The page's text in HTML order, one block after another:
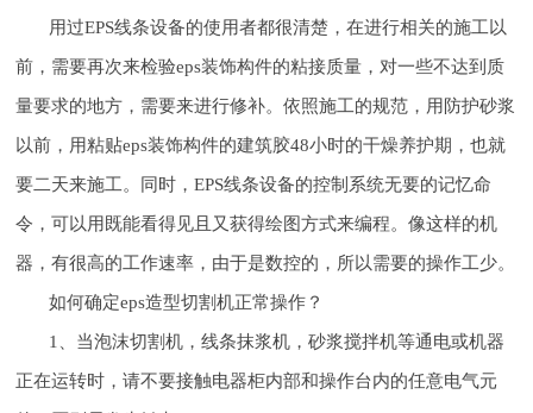
用过EPS线条设备的使用者都很清楚，在进行相关的施工以
前，需要再次来检验eps装饰构件的粘接质量，对一些不达到质
量要求的地方，需要来进行修补。依照施工的规范，用防护砂浆
以前，用粘贴eps装饰构件的建筑胶48小时的干燥养护期，也就
要二天来施工。同时，EPS线条设备的控制系统无要的记忆命
令，可以用既能看得见且又获得绘图方式来编程。像这样的机
器，有很高的工作速率，由于是数控的，所以需要的操作工少。
如何确定eps造型切割机正常操作？
1、当泡沫切割机，线条抹浆机，砂浆搅拌机等通电或机器
正在运转时，请不要接触电器柜内部和操作台内的任意电气元